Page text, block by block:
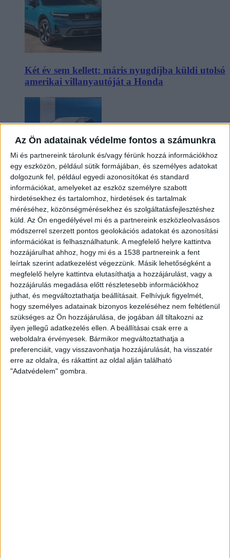
Az Ön adatainak védelme fontos a számunkra
Mi és partnereink tárolunk és/vagy férünk hozzá információkhoz
egy eszközön, például sütik formájában, és személyes adatokat
dolgozunk fel, például egyedi azonosítókat és standard
információkat, amelyeket az eszköz személyre szabott
hirdetésekhez és tartalomhoz, hirdetések és tartalmak
méréséhez, közönségmérésekhez és szolgáltatásfejlesztéshez
küld. Az Ön engedélyével mi és a partnereink eszközleolvasásos
módszerrel szerzett pontos geolokációs adatokat és azonosítási
információkat is felhasználhatunk. A megfelelő helyre kattintva
hozzájárulhat ahhoz, hogy mi és a 1538 partnereink a fent
leírtak szerint adatkezelést végezzünk. Másik lehetőségként a
megfelelő helyre kattintva elutasíthatja a hozzájárulást, vagy a
hozzájárulás megadása előtt részletesebb információkhoz
juthat, és megváltoztathatja beállításait. Felhívjuk figyelmét,
hogy személyes adatainak bizonyos kezeléséhez nem feltétlenül
szükséges az Ön hozzájárulása, de jogában áll tiltakozni az
ilyen jellegű adatkezelés ellen. A beállításai csak erre a
weboldalra érvényesek. Bármikor megváltoztathatja a
preferenciáit, vagy visszavonhatja hozzájárulását, ha visszatér
erre az oldalra, és rákattint az oldal alján található
"Adatvédelem" gombra.
Két év sem kellett: máris nyugdíjba küldi utolsó
amerikai villanyautóját a Honda
Kilencmillió alatt indul a legolcsóbb elektromos
Volkswagen
Hoppon maradtak a villanyautós támogatási
program utolsó pályázói